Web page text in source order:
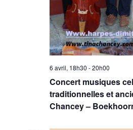
6 avril, 18h30 -20h00
Concert musiques
traditionnelles et
Chancey –